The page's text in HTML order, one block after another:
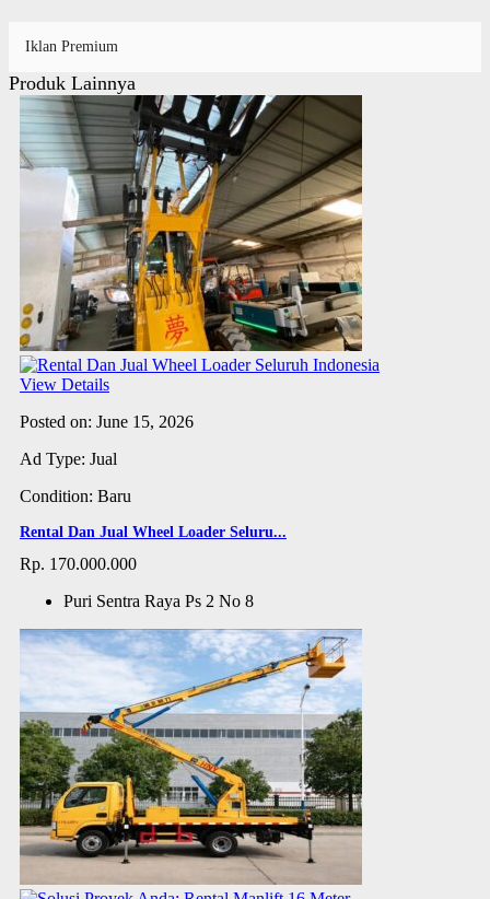
Iklan Premium
Produk Lainnya
View Details
Posted on: June 15, 2026
Ad Type: Jual
Condition: Baru
Rental Dan Jual Wheel Loader Seluru...
Rp. 170.000.000
Puri Sentra Raya Ps 2 No 8